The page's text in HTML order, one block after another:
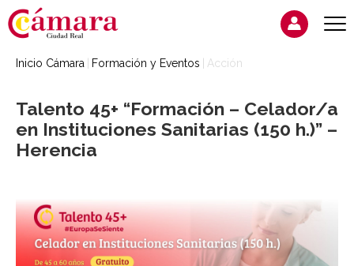
Inicio Cámara Formación y Eventos Acción
Talento 45+ “Formación – Celador/a
en Instituciones Sanitarias (150 h.)” –
Herencia